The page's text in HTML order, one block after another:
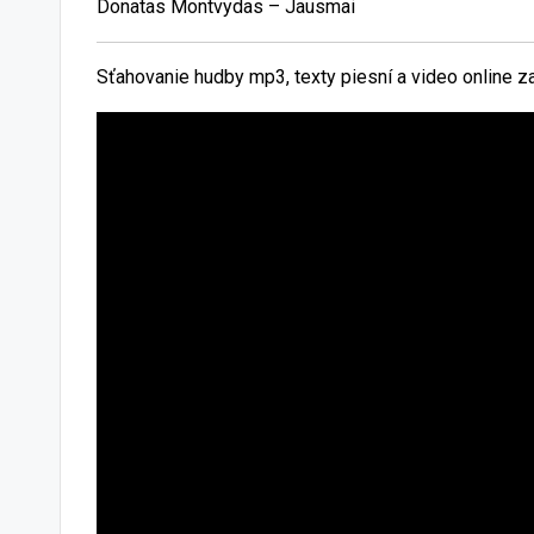
Donatas Montvydas – Jausmai
Sťahovanie hudby mp3, texty piesní a video online